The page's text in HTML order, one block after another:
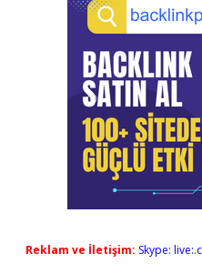
Reklam ve İletişim: Skype: